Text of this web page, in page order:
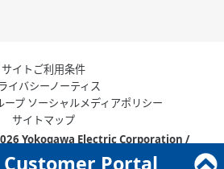
サイトご利用条件
イバシーノーティス
ープ ソーシャルメディアポリシー
サイトマップ
Yokogawa Electric Corporation /
Service Corporation
Customer Portal